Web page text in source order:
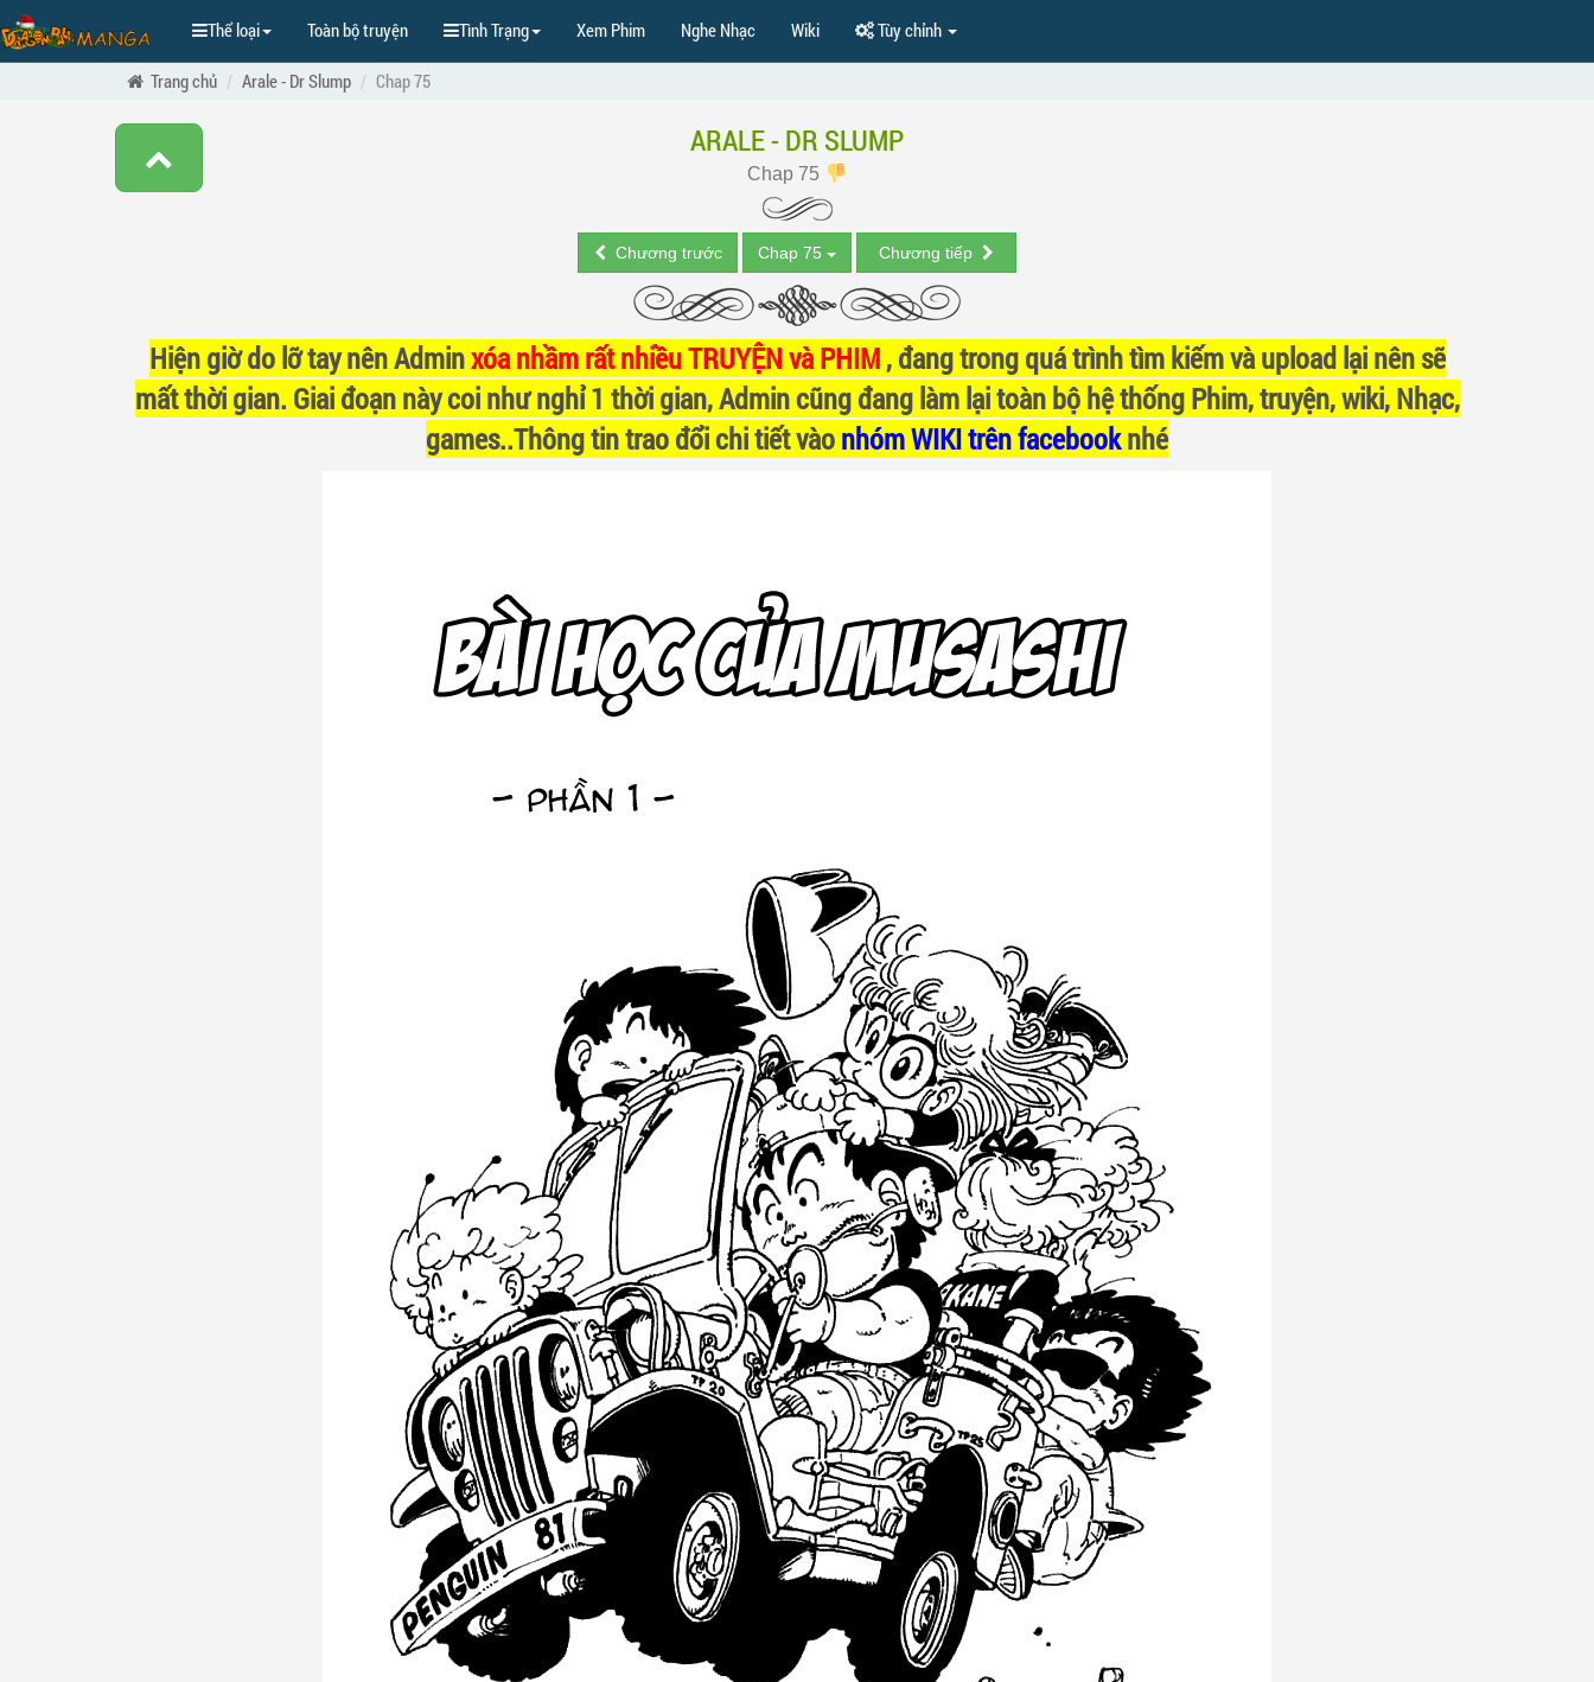
Thể loại Toàn bộ truyện Tình Trạng Xem Phim Nghe Nhạc Wiki Tùy chỉnh
Trang chủ Arale - Dr Slump Chap 75
ARALE - DR SLUMP
Chap 75
Chương trước Chap 75 Chương tiếp
Hiện giờ do lỡ tay nên Adminxóa nhầm rất nhiều TRUYỆN và PHIM, đang trong quá trình tìm kiếm và upload lại nên sẽ
mất thời gian. Giai đoạn này coi như nghỉ 1 thời gian, Admin cũng đang làm lại toàn bộ hệ thống Phim, truyện, wiki, Nhạc,
games..Thông tin trao đổi chi tiết vàonhóm WIKI trên facebooknhé